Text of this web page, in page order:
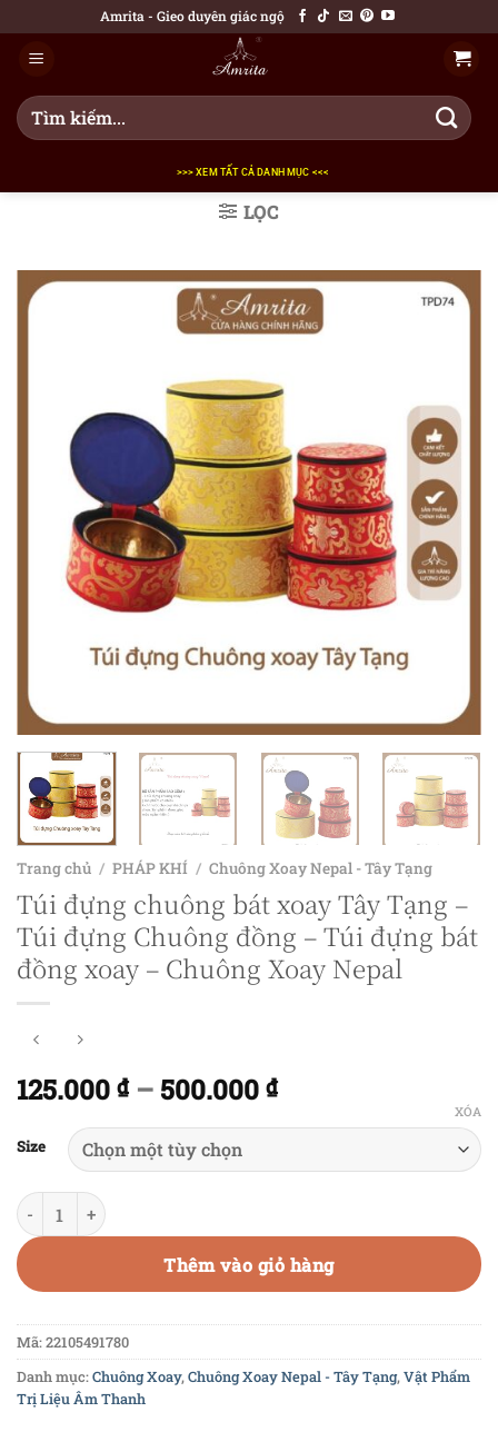
qua
dung
Amrita - Gieo duyên giác ngộ
Tìm
kiếm:
>>> XEM TẤT CẢ DANH MỤC <<<
LỌC
Trang chủ / PHÁP KHÍ / Chuông Xoay Nepal - Tây Tạng
Túi đựng chuông bát xoay Tây Tạng –
Túi đựng Chuông đồng – Túi đựng bát
đồng xoay – Chuông Xoay Nepal
125.000 ₫– 500.000 ₫
Size
XÓA
Túi đựng chuông bát xoay Tây Tạng - Túi đựng Chuông
Thêm vào giỏ hàng
Mã:22105491780
Danh mục:Chuông Xoay,Chuông Xoay Nepal - Tây Tạng,Vật Phẩm
Trị Liệu Âm Thanh